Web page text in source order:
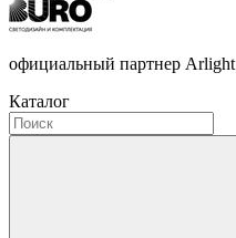
официальный партнер Arlight
Каталог